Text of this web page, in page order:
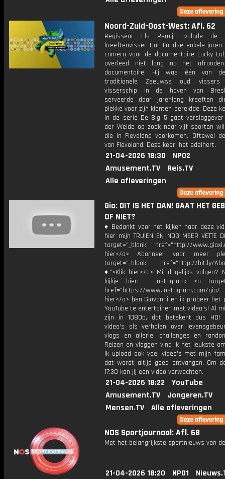
Noord-Zuid-Oost-West: Afl. 62
Regisseur Els Remijn volgde de
kreeftenvisser Cor Fondse enkele
camera voor de documentaire Lucky
overleed niet lang na het
documentaire. Hij was één van
traditionele Zeeuwse oud
visserschip in de haven van
serveerde daar jarenlang kreeften
plekke voor zijn klanten bereidde. Deze
In de serie De Big 5 gaat
der Weide op zoek naar vijf soorten
die in Flevoland voorkomen. Oftewel
van Flevoland. Deze keer: het edelhert.
21-04-2026 18:30
NPO2
Amusement.TV
Reis.TV
Alle afleveringen
Gio: DIT IS HET DAN! GAAT HET
OF NIET?
♦ Bedankt voor het kijken naar deze
hier mijn TRUIEN EN NOG MEER VETTE
target="_blank" href="http://
hier</a> Abonneer voor meer
target="_blank" href="http://bit.ly/
♦">Klik hier</a> Mij dagelijks volgen?
kijkje hier: - Instagram: <a
href="https://www.instagram.com/
hier</a> ben Giovanni en ik probeer het
YouTube te entertainen met video's! Al
zijn in 1080p, dat betekent dus HD!
video's als verhalen over
vlogs en allerlei challenges en
Reizen en vloggen vind ik het leukste
Ik upload ook veel video's met mijn
dat wordt altijd goed ontvangen. Om
17:30 kan jij een video verwachten.
21-04-2026 18:22
YouTube
Amusement.TV
Jongeren.TV
Mensen.TV
Alle afleveringen
NOS Sportjournaal: Afl. 68
Met het belangrijkste sportnieuws van
21-04-2026 18:20 NPO1